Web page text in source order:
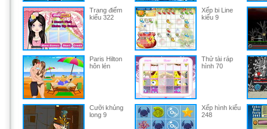
Trang điểm
kiểu 322
Xếp bi Line
kiểu 9
Paris Hilton
hôn lén
Thử tài ráp
hình 70
Cưỡi khủng
long 9
Xếp hình kiểu
248